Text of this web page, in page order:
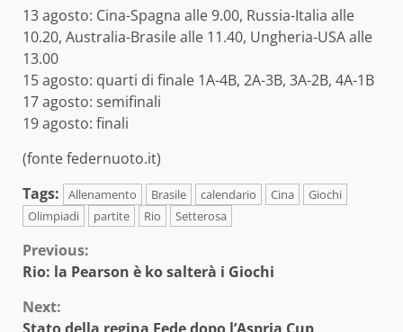
13 agosto: Cina-Spagna alle 9.00, Russia-Italia alle
10.20, Australia-Brasile alle 11.40, Ungheria-USA alle
13.00
15 agosto: quarti di finale 1A-4B, 2A-3B, 3A-2B, 4A-1B
17 agosto: semifinali
19 agosto: finali
(fonte federnuoto.it)
Tags:
Allenamento Brasile calendario Cina
Giochi
Olimpiadi
partite Rio Setterosa
Continue
Previous:
Rio: la Pearson è ko salterà i Giochi
Next:
Stato della regina Fede dopo l’Aspria Cup